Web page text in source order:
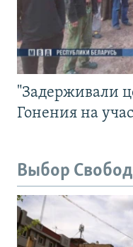
"Задерживали
Гонения на
Выбор